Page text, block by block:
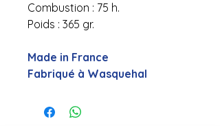
Combustion : 75 h.
Poids : 365 gr.
Made in France
Fabriqué à Wasquehal